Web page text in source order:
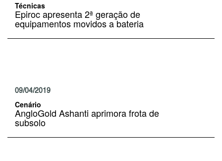
Técnicas
Epiroc apresenta 2ª geração de
equipamentos movidos a bateria
09/04/2019
Cenário
AngloGold Ashanti aprimora frota de
subsolo